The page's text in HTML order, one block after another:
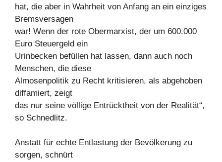
hat, die aber in Wahrheit von Anfang an ein einziges
Bremsversagen
war! Wenn der rote Obermarxist, der um 600.000
Euro Steuergeld ein
Urinbecken befüllen hat lassen, dann auch noch
Menschen, die diese
Almosenpolitik zu Recht kritisieren, als abgehoben
diffamiert, zeigt
das nur seine völlige Entrücktheit von der Realität“,
so Schnedlitz.
Anstatt für echte Entlastung der Bevölkerung zu
sorgen, schnürt